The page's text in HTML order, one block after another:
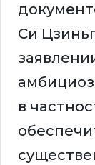
Си
в